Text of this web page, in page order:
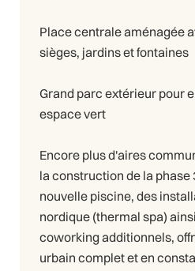
Place centrale aménagée
sièges, jardins et fontaines
Grand parc extérieur pour
espace vert
Encore plus d'aires
la construction de la phase
nouvelle piscine, des
nordique (thermal spa)
coworking additionnels,
urbain complet et en